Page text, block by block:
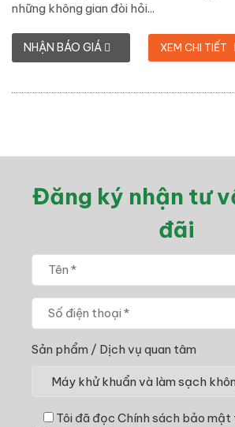
những không gian đòi hỏi...
NHẬN BÁO GIÁ XEM CHI TIẾT
Đăng ký nhận tư
đãi
Sản phẩm / Dịch vụ quan tâm
Tôi đã đọc Chính sách bảo mật